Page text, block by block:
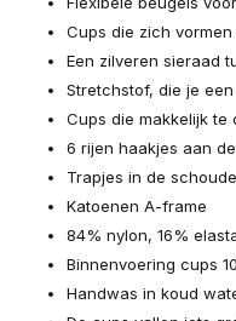
Cups die zich
Een zilveren sieraad
Stretchstof, die je
Cups die makkelijk te
6 rijen haakjes aan
Trapjes in de
Katoenen A-frame
84% nylon, 16%
Binnenvoering cups
Handwas in koud